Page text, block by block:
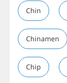
Chin
Chinamen
Chip